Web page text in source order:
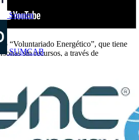
Sonnen
SUMCAB
“Voluntariado Energético”, que tiene
sin recursos, a través de
con el ahorro y la eficiencia
instalaciones eléctricas.